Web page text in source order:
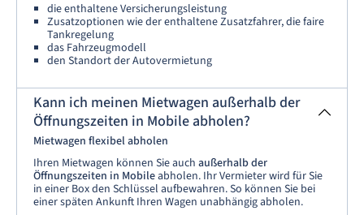
die enthaltene Versicherungsleistung
Zusatzoptionen wie der enthaltene Zusatzfahrer, die faire
Tankregelung
das Fahrzeugmodell
den Standort der Autovermietung
Kann ich meinen Mietwagen außerhalb der
Öffnungszeiten in Mobile abholen?
Mietwagen flexibel abholen
Ihren Mietwagen können Sie auch außerhalb der
Öffnungszeiten in Mobileabholen. Ihr Vermieter wird für Sie
in einer Box den Schlüssel aufbewahren. So können Sie bei
einer späten Ankunft Ihren Wagen unabhängig abholen.